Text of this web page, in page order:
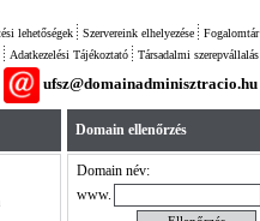
Fogalomtár
Szervereink elhelyezése
lehetőségek
Társadalmi szerepvállalás
Adatkezelési Tájékoztató
ufsz@domainadminisztracio.hu
Domain ellenőrzés
Domain név:
www.